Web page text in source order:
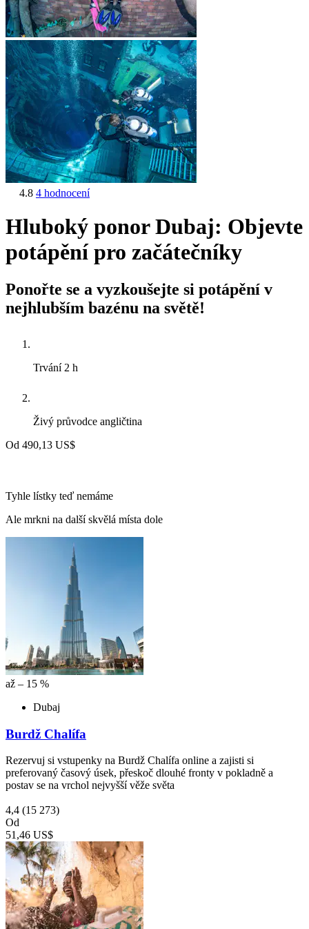
4.8 4 hodnocení
Hluboký ponor Dubaj: Objevte
potápění pro začátečníky
Ponořte se a vyzkoušejte si potápění v
nejhlubším bazénu na světě!
Trvání 2 h
Živý průvodce angličtina
Od 490,13 US$
Tyhle lístky teď nemáme
Ale mrkni na další skvělá místa dole
až – 15 %
Dubaj
Burdž Chalífa
Rezervuj si vstupenky na Burdž Chalífa online a zajisti si
preferovaný časový úsek, přeskoč dlouhé fronty v pokladně a
postav se na vrchol nejvyšší věže světa
4,4 (15 273)
Od
51,46 US$